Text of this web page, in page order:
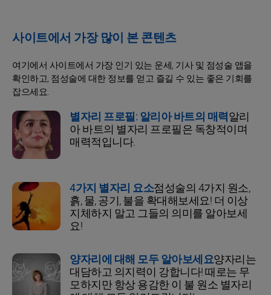
사이트에서 가장 많이 본 콘텐츠
여기에서 사이트에서 가장 인기 있는 운세, 기사 및 점성술 앱을
확인하고, 점성술에 대한 정보를 얻고 즐길 수 있는 좋은 기회를
잡으세요.
별자리 프로필: 알리아 바트의 매력알리
아 바트의 별자리 프로필은 독창적이며
매력적입니다.
4가지 별자리 요소점성술의 4가지 원소,
흙, 물, 공기, 불을 확대해보세요! 더 이상
지체하지 말고 그들의 의미를 알아보세
요!
양자리에 대해 모두 알아보세요양자리는
대담하고 의지력이 강합니다! 때로는 무
모하지만 항상 용감한 이 불 원소 별자리